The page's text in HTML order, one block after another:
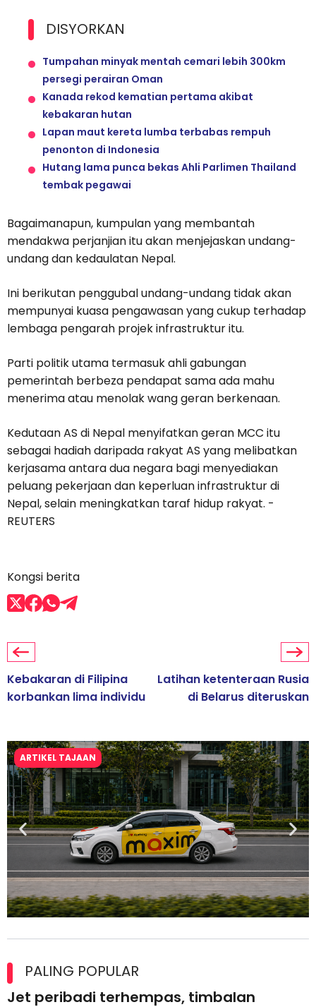
DISYORKAN
Tumpahan minyak mentah cemari lebih 300km
persegi perairan Oman
Kanada rekod kematian pertama akibat
kebakaran hutan
Lapan maut kereta lumba terbabas rempuh
penonton di Indonesia
Hutang lama punca bekas Ahli Parlimen Thailand
tembak pegawai
Bagaimanapun, kumpulan yang membantah
mendakwa perjanjian itu akan menjejaskan undang-
undang dan kedaulatan Nepal.
Ini berikutan penggubal undang-undang tidak akan
mempunyai kuasa pengawasan yang cukup terhadap
lembaga pengarah projek infrastruktur itu.
Parti politik utama termasuk ahli gabungan
pemerintah berbeza pendapat sama ada mahu
menerima atau menolak wang geran berkenaan.
Kedutaan AS di Nepal menyifatkan geran MCC itu
sebagai hadiah daripada rakyat AS yang melibatkan
kerjasama antara dua negara bagi menyediakan
peluang pekerjaan dan keperluan infrastruktur di
Nepal, selain meningkatkan taraf hidup rakyat. -
REUTERS
Kongsi berita
Kebakaran di Filipina
korbankan lima individu
Latihan ketenteraan Rusia
di Belarus diteruskan
ARTIKEL TAJAAN
lesen separuh pertama 2026
PALING POPULAR
Jet peribadi terhempas, timbalan